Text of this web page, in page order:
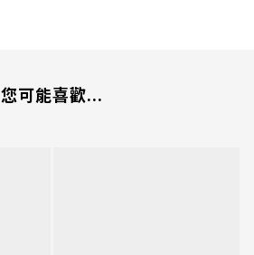
您可能喜歡...